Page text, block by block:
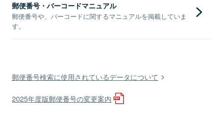
郵便番号・バーコードマニュアル
郵便番号や、バーコードに関するマニュアルを掲載していま
す。
郵便番号検索に使用されているデータについて
2025年度版郵便番号の変更案内